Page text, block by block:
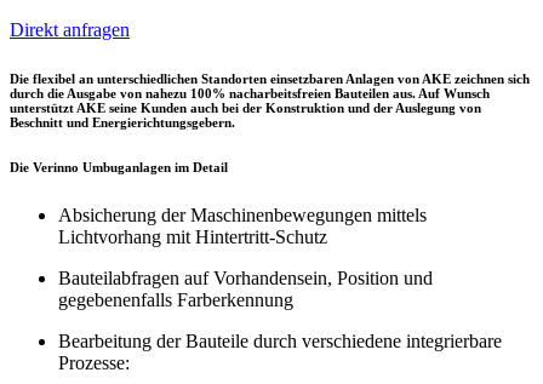
Direkt anfragen
Die flexibel an unterschiedlichen Standorten einsetzbaren Anlagen von AKE zeichnen sich
durch die Ausgabe von nahezu 100% nacharbeitsfreien Bauteilen aus. Auf Wunsch
unterstützt AKE seine Kunden auch bei der Konstruktion und der Auslegung von
Beschnitt und Energierichtungsgebern.
Die Verinno Umbuganlagen im Detail
Absicherung der Maschinenbewegungen mittels
Lichtvorhang mit Hintertritt-Schutz
Bauteilabfragen auf Vorhandensein, Position und
gegebenenfalls Farberkennung
Bearbeitung der Bauteile durch verschiedene integrierbare
Prozesse: